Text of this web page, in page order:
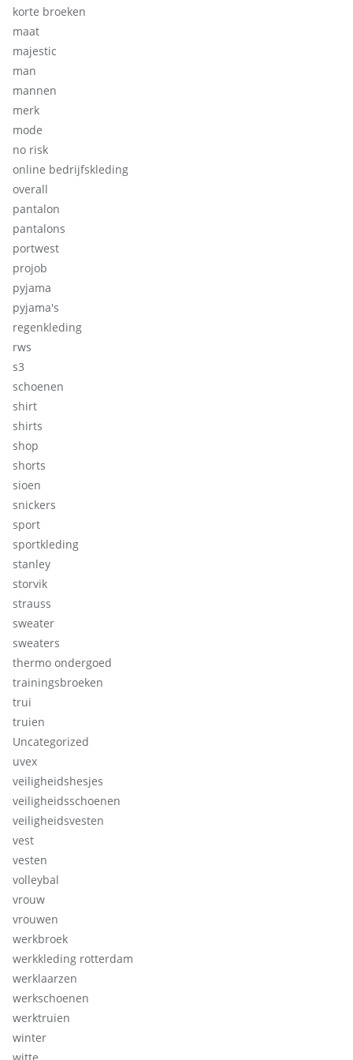
korte broeken
maat
majestic
man
mannen
merk
mode
no risk
online bedrijfskleding
overall
pantalon
pantalons
portwest
projob
pyjama
pyjama's
regenkleding
rws
s3
schoenen
shirt
shirts
shop
shorts
sioen
snickers
sport
sportkleding
stanley
storvik
strauss
sweater
sweaters
thermo ondergoed
trainingsbroeken
trui
truien
Uncategorized
uvex
veiligheidshesjes
veiligheidsschoenen
veiligheidsvesten
vest
vesten
volleybal
vrouw
vrouwen
werkbroek
werkkleding rotterdam
werklaarzen
werkschoenen
werktruien
winter